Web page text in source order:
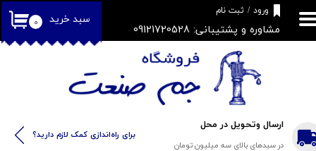
ارسال وتحویل در محل
در سبدهای بالای سه میلیون تومان
مشاوره و پشتیبانی: 09121720528 ۰ سبد خرید
ورود / ثبت نام
حساب کاربری من
تغییر گذر واژه
خروج از حساب کاربری
​​برای راه‌اندازی کمک لازم دارید؟